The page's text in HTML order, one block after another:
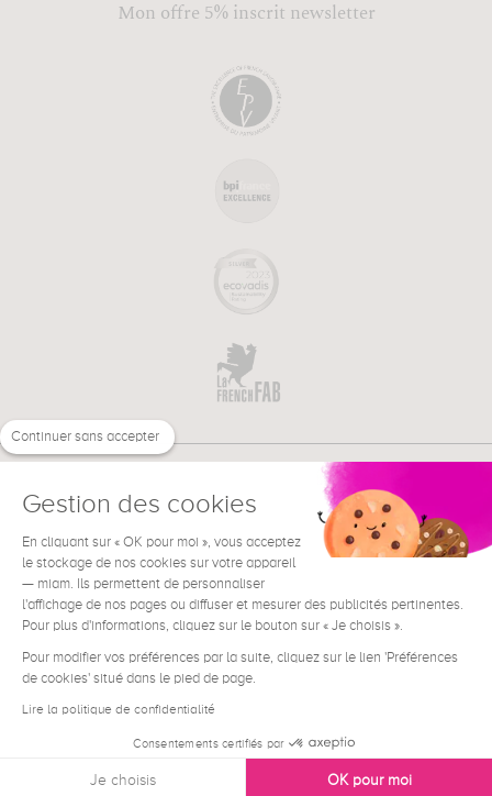
Mon offre 5% inscrit newsletter
BESOIN D'AIDE ? FR
Conditions générales de vente
Mentions Légales
Contact
Données personnelles
Continuer sans accepter
Gestion des cookies
En cliquant sur « OK pour moi », vous acceptez
le stockage de nos cookies sur votre appareil
— miam. Ils permettent de personnaliser
l'affichage de nos pages ou diffuser et mesurer des publicités pertinentes.
Pour plus d'informations, cliquez sur le bouton sur « Je choisis ».
Pour modifier vos préférences par la suite, cliquez sur le lien 'Préférences
de cookies' situé dans le pied de page.
Lire la politique de confidentialité
Consentements certifiés par
Je choisis OK pour moi